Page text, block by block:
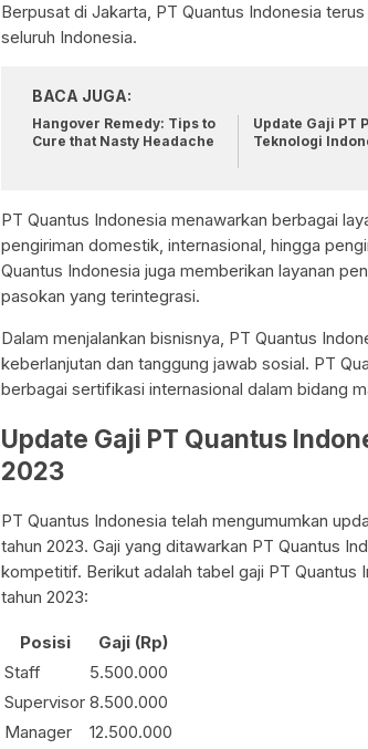
Berpusat di Jakarta, PT Quantus Indonesia
seluruh Indonesia.
BACA JUGA:
Hangover Remedy: Tips to
Cure that Nasty Headache
Update Gaji PT
Teknologi
PT Quantus Indonesia menawarkan berbagai
pengiriman domestik, internasional, hingga
Quantus Indonesia juga memberikan layanan
pasokan yang terintegrasi.
Dalam menjalankan bisnisnya, PT Quantus
keberlanjutan dan tanggung jawab sosial. PT
berbagai sertifikasi internasional dalam bidang
Update Gaji PT Quantus
2023
PT Quantus Indonesia telah mengumumkan
tahun 2023. Gaji yang ditawarkan PT Quantus
kompetitif. Berikut adalah tabel gaji PT Quantus
tahun 2023:
Posisi
Gaji (Rp)
Staff
5.500.000
Supervisor 8.500.000
Manager
12.500.000